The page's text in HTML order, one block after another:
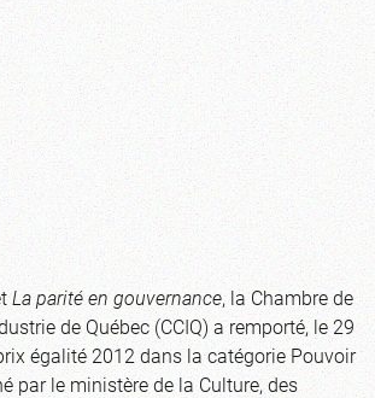
La parité en gouvernance, la Chambre de
de Québec (CCIQ) a remporté, le 29
égalité 2012 dans la catégorie Pouvoir
par le ministère de la Culture, des